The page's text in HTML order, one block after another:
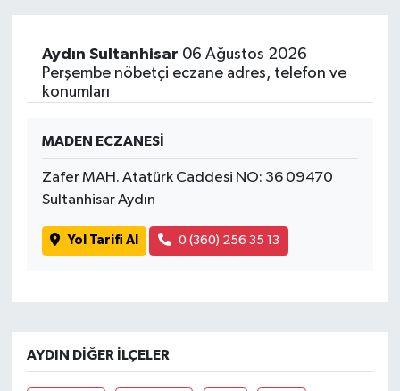
Aydın Sultanhisar 06 Ağustos 2026
Perşembe nöbetçi eczane adres, telefon ve
konumları
MADEN ECZANESİ
Zafer MAH. Atatürk Caddesi NO: 36 09470
Sultanhisar Aydın
Yol Tarifi Al 0 (360) 256 35 13
AYDIN DIĞER İLÇELER